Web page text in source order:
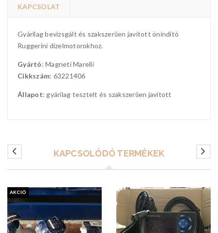
KAPCSOLAT
Gyárilag bevizsgált és szakszerűen javított önindító
Ruggerini dízelmotorokhoz.
Gyártó: Magneti Marelli
Cikkszám: 63221406
Állapot: gyárilag tesztelt és szakszerűen javított
KAPCSOLÓDÓ TERMÉKEK
AKCIÓ